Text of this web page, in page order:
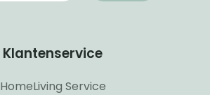
Klantenservice
HomeLiving Service